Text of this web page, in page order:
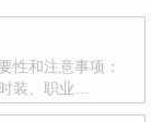
性和注意事项：
装、职业…